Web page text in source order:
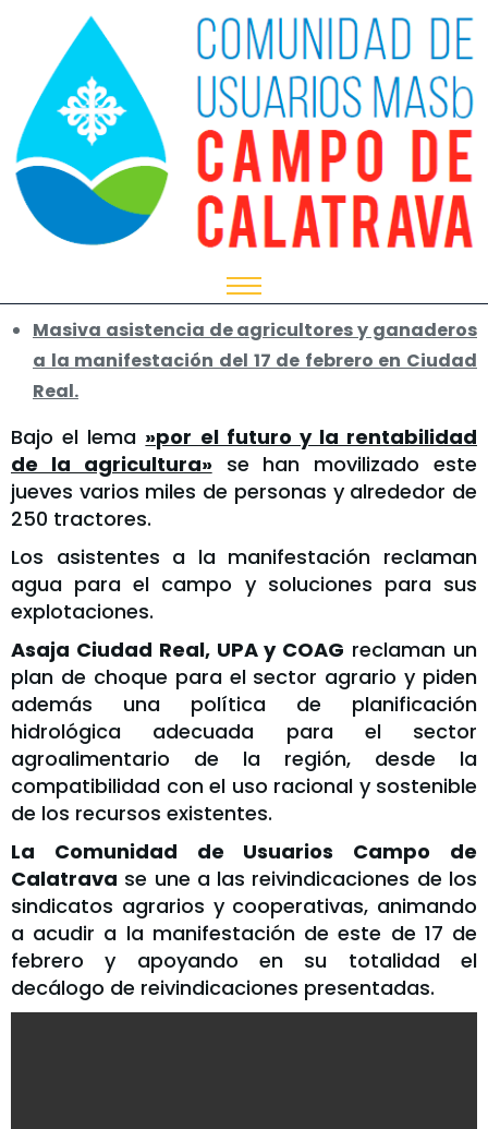
Masiva asistencia de agricultores y ganaderos
a la manifestación del 17 de febrero en Ciudad
Real.
Bajo el lema »por el futuro y la rentabilidad
de la agricultura» se han movilizado este
jueves varios miles de personas y alrededor de
250 tractores.
Los asistentes a la manifestación reclaman
agua para el campo y soluciones para sus
explotaciones.
Asaja Ciudad Real, UPA y COAG reclaman un
plan de choque para el sector agrario y piden
además una política de planificación
hidrológica adecuada para el sector
agroalimentario de la región, desde la
compatibilidad con el uso racional y sostenible
de los recursos existentes.
La Comunidad de Usuarios Campo de
Calatrava se une a las reivindicaciones de los
sindicatos agrarios y cooperativas, animando
a acudir a la manifestación de este de 17 de
febrero y apoyando en su totalidad el
decálogo de reivindicaciones presentadas.